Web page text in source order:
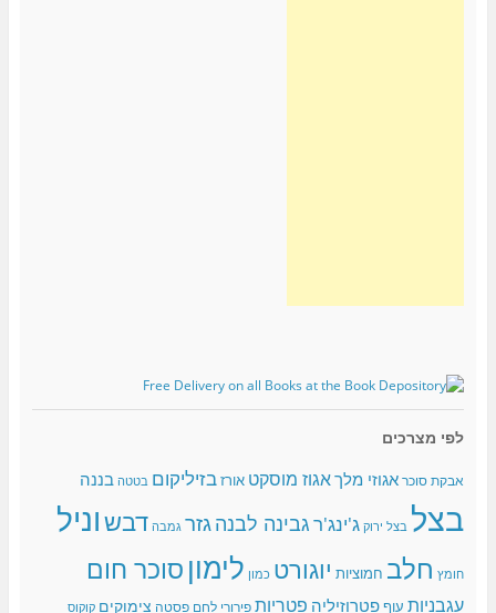
לפי מצרכים
אבקת סוכר אגוזי מלךאגוז מוסקט אורזבזיליקום בטטה בננה
בצל בצל ירוק ג'ינג'רגבינה לבנהגזר גמבה דבשוניל
חומץ חלב חמוציות יוגורט כמון לימוןסוכר חום
עגבניות עוףפטרוזיליה פטריות פירורי לחם פסטה צימוקים קוקוס